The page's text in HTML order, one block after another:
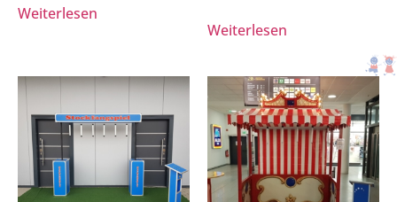
Weiterlesen
Weiterlesen